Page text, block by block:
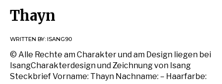
Thayn
WRITTEN BY: ISANG90
© Alle Rechte am Charakter und am Design liegen bei
IsangCharakterdesign und Zeichnung von Isang
Steckbrief Vorname: Thayn Nachname: – Haarfarbe: